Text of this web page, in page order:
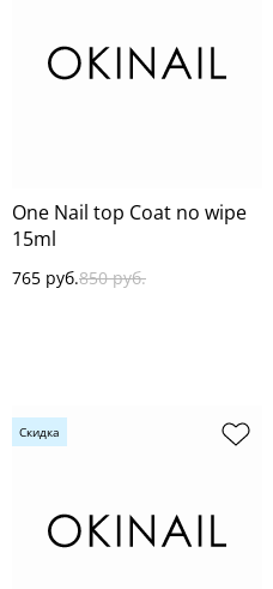
One Nail top Coat no wipe
15ml
765 руб.850 руб.
Скидка